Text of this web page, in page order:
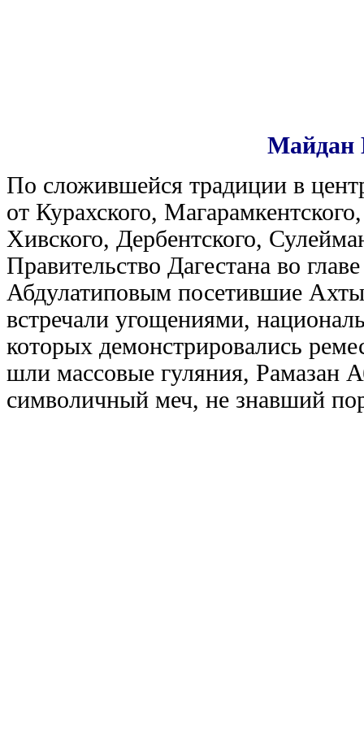
Майдан
По сложившейся традиции в
от Курахского,
Хивского, Дербентского,
Правительство Дагестана во
Абдулатиповым посетившие
встречали угощениями,
которых демонстрировались
шли массовые гуляния, Рамазан
символичный меч, не знавший